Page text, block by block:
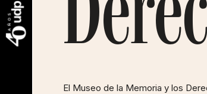
El Museo de la Memoria y los